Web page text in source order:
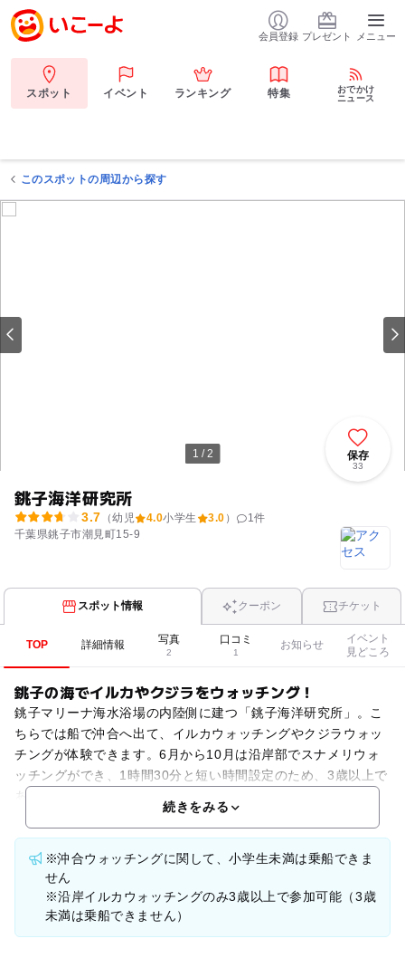
会員登録 プレゼント メニュー
スポット イベント ランキング 特集
おでかけ
ニュース
このスポットの周辺から探す
1 / 2
銚子海洋研究所
3.7 （幼児 4.0小学生 3.0 ） 1件
千葉県銚子市潮見町15-9
保存
33
スポット情報 クーポン チケット
TOP 詳細情報 写真
2
口コミ
1
お知らせ
イベント
見どころ
銚子の海でイルカやクジラをウォッチング！
銚子マリーナ海水浴場の内陸側に建つ「銚子海洋研究所」。こ
ちらでは船で沖合へ出て、イルカウォッチングやクジラウォッ
チングが体験できます。6月から10月は沿岸部でスナメリウォ
ッチングができ、1時間30分と短い時間設定のため、3歳以上で
あれば楽しめますよ。その他、冬季には沖合クジラウォ
続きをみる
※沖合ウォッチングに関して、小学生未満は乗船できま
せん
※沿岸イルカウォッチングのみ3歳以上で参加可能（3歳
未満は乗船できません）